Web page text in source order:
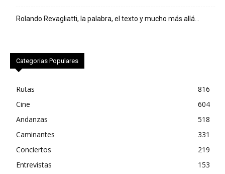
Rolando Revagliatti, la palabra, el texto y mucho más allá…
Categorias Populares
Rutas
816
Cine
604
Andanzas
518
Caminantes
331
Conciertos
219
Entrevistas
153